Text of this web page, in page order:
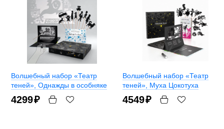
Волшебный набор «Театр
теней» , Однажды в особняке
4299₽
Волшебный набор «Театр
теней» , Муха Цокотуха
4549₽